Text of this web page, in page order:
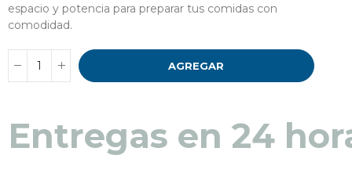
espacio y potencia para preparar tus comidas con
comodidad.
AGREGAR
Entregas en 24